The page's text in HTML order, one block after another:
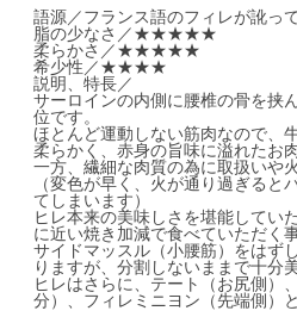
語源／フランス語のフィレが訛っ
脂の少なさ／★★★★★
柔らかさ／★★★★★
希少性／★★★★
説明、特長／
サーロインの内側に腰椎の骨を挟
位です。
ほとんど運動しない筋肉なので、
柔らかく、赤身の旨味に溢れたお肉
一方、繊細な肉質の為に取扱いや
（変色が早く、火が通り過ぎると
てしまいます）
ヒレ本来の美味しさを堪能してい
に近い焼き加減で食べていただく
サイドマッスル（小腰筋）をはず
りますが、分割しないままで十分
ヒレはさらに、テート（お尻側）
分）、フィレミニヨン（先端側）